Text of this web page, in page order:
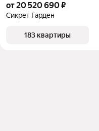
от 20 520 690 ₽
Сикрет Гарден
183 квартиры